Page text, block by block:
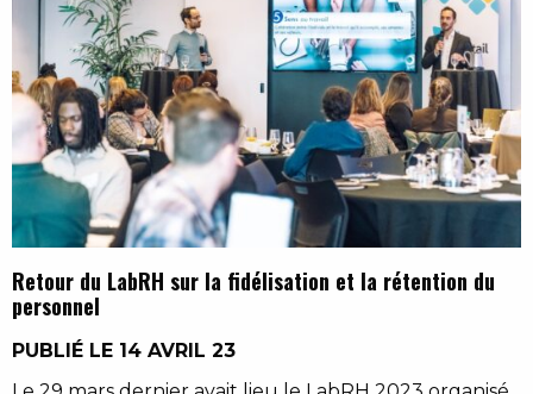
Retour du LabRH sur la fidélisation et la rétention du
personnel
PUBLIÉ LE 14 AVRIL 23